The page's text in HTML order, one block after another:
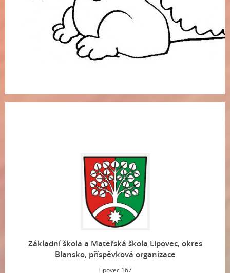
Základní škola a Mateřská škola Lipovec, okres
Blansko, příspěvková organizace
Lipovec 167